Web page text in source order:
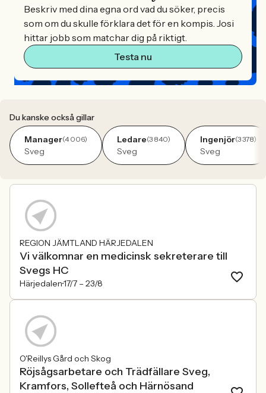
Beskriv med dina egna ord vad du söker, precis
som om du skulle förklara det för en kompis. Josi
hittar jobb som matchar dig på riktigt.
Testa nu
Du kanske också gillar
Manager(4 006)
Sveg
Ledare(3 840)
Sveg
Ingenjör(3 378)
Sveg
REGION JÄMTLAND HÄRJEDALEN
Vi välkomnar en medicinsk sekreterare till
Svegs HC
Härjedalen17/7 – 23/8
O'Reillys Gård och Skog
Röjsågsarbetare och Trädfällare Sveg,
Kramfors, Sollefteå och Härnösand